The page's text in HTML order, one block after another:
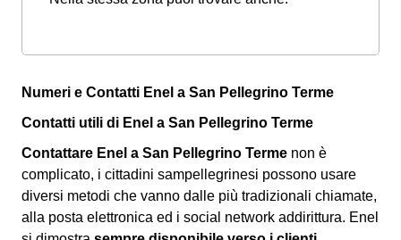
Numeri e Contatti Enel a San Pellegrino Terme
Contatti utili di Enel a San Pellegrino Terme
Contattare Enel a San Pellegrino Terme non è
complicato, i cittadini sampellegrinesi possono usare
diversi metodi che vanno dalle più tradizionali chiamate,
alla posta elettronica ed i social network addirittura. Enel